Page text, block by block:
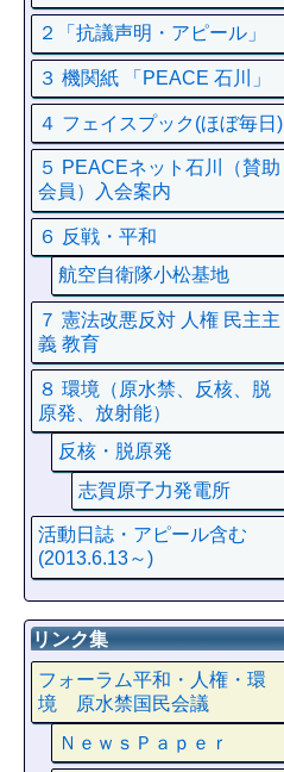
２「抗議声明・アピール」
３ 機関紙 「PEACE 石川」
４ フェイスプック(ほぼ毎日)
５ PEACEネット石川（賛助
会員）入会案内
６ 反戦・平和
航空自衛隊小松基地
７ 憲法改悪反対 人権 民主主
義 教育
８ 環境（原水禁、反核、脱
原発、放射能）
反核・脱原発
志賀原子力発電所
活動日誌・アピール含む
(2013.6.13～)
リンク集
フォーラム平和・人権・環
境 原水禁国民会議
ＮｅｗｓＰａｐｅｒ